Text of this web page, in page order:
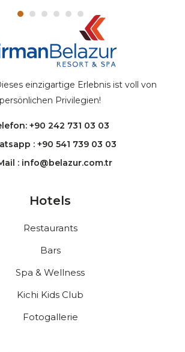
einzigartige Erlebnis ist voll von
persönlichen Privilegien!
+90 242 731 03 03
: +90 541 739 03 03
: info@belazur.com.tr
Hotels
Restaurants
Bars
Spa & Wellness
Kichi Kids Club
Fotogallerie